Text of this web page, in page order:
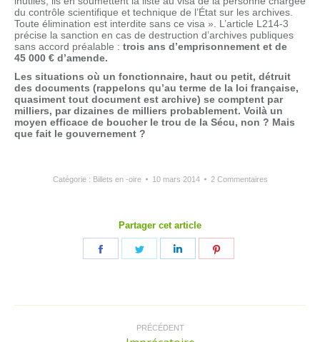
du contrôle scientifique et technique de l’État sur les archives.
Toute élimination est interdite sans ce visa ». L’article L214-3
précise la sanction en cas de destruction d’archives publiques
sans accord préalable : trois ans d’emprisonnement et de
45 000 € d’amende.
Les situations où un fonctionnaire, haut ou petit, détruit
des documents (rappelons qu’au terme de la loi française,
quasiment tout document est archive) se comptent par
milliers, par dizaines de milliers probablement. Voilà un
moyen efficace de boucher le trou de la Sécu, non ? Mais
que fait le gouvernement ?
Catégorie : Billets en -oire 10 mars 2014 2 Commentaires
Partager cet article
Partager Partager Partager
PRÉCÉDENT